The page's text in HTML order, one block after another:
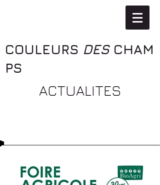
COULEURS DES CHAM
PS
ACTUALITES